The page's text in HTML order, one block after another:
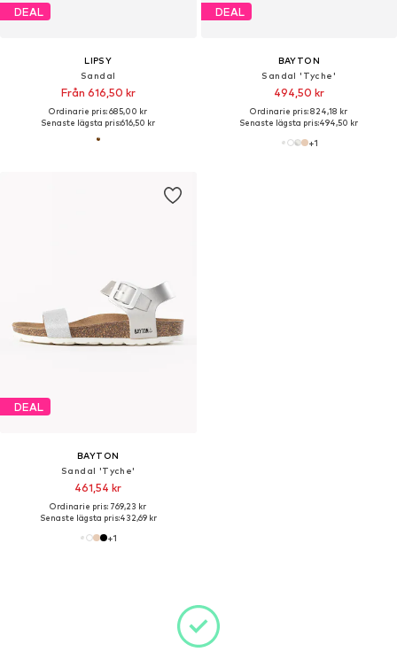
DEAL
LIPSY
Sandal
Från 616,50 kr
Ordinarie pris: 685,00 kr
Senaste lägsta pris:616,50 kr
DEAL
BAYTON
Sandal 'Tyche'
494,50 kr
Ordinarie pris: 824,18 kr
Senaste lägsta pris:494,50 kr
+1
DEAL
BAYTON
Sandal 'Tyche'
461,54 kr
Ordinarie pris: 769,23 kr
Senaste lägsta pris:432,69 kr
+1